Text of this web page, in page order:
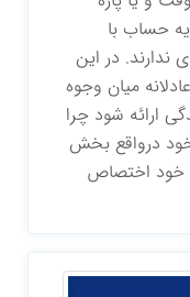
حساب با
ندارند. در این
میان وجوه
ارائه شود چرا
درواقع بخش
خود اختصاص